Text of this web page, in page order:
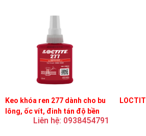
Keo khóa ren 277 dành cho bu
lông, ốc vít, đinh tán độ bền
cao, độ nhớt cao
Liên hệ: 0938454791